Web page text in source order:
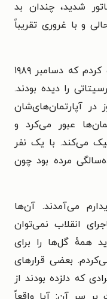
شدید، چندان بد
و با غروری تقریباً
در بخارست زنان و مردانی را ملاقات کردم که دسامبر ۱۹۸۹
را دیده بودند.
در آپارتمان‌های‌شان
عبور می‌کرد و
می‌کند. با یک نفر
مرده بود چون
می‌آمدند. آن‌ها
انقلاب نمی‌توان
همهٔ گل‌ها را برای
بعضی قرارهای
که دلزده بودند از